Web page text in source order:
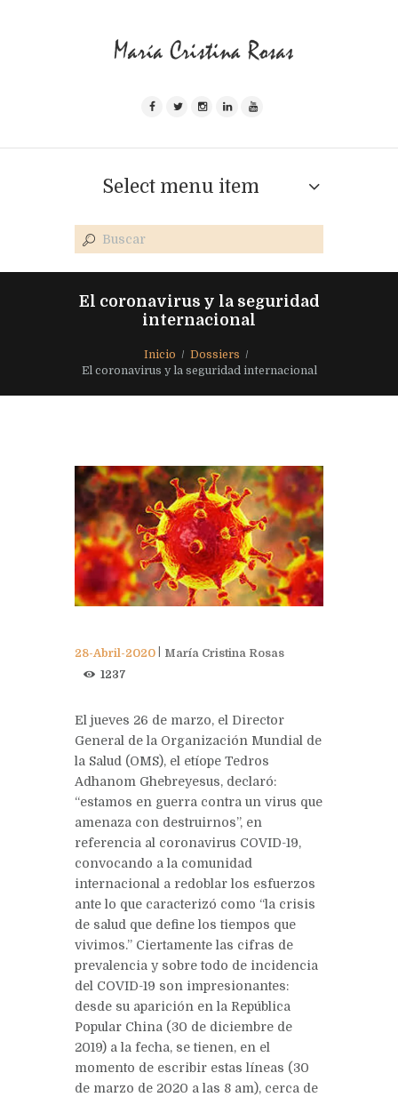
Select menu item
El coronavirus y la seguridad
internacional
Inicio
Dossiers
El coronavirus y la seguridad internacional
28-Abril-2020
María Cristina Rosas
1237
El jueves 26 de marzo, el Director
General de la Organización Mundial de
la Salud (OMS), el etíope Tedros
Adhanom Ghebreyesus, declaró:
“estamos en guerra contra un virus que
amenaza con destruirnos”, en
referencia al coronavirus COVID-19,
convocando a la comunidad
internacional a redoblar los esfuerzos
ante lo que caracterizó como “la crisis
de salud que define los tiempos que
vivimos.” Ciertamente las cifras de
prevalencia y sobre todo de incidencia
del COVID-19 son impresionantes:
desde su aparición en la República
Popular China (30 de diciembre de
2019) a la fecha, se tienen, en el
momento de escribir estas líneas (30
de marzo de 2020 a las 8 am), cerca de